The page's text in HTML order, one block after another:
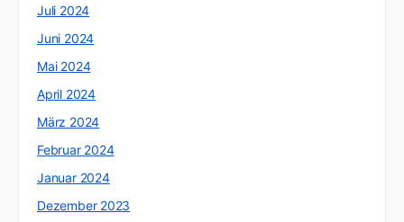
Juli 2024
Juni 2024
Mai 2024
April 2024
März 2024
Februar 2024
Januar 2024
Dezember 2023